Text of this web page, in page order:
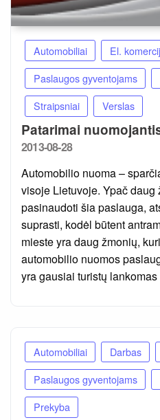
Automobiliai
El.
Paslaugos gyventojams
Straipsniai
Verslas
Patarimai
Posted
2013-08-28
Automobilio nuoma –
visoje Lietuvoje. Ypač daug
pasinaudoti šia paslauga,
suprasti, kodėl būtent
mieste yra daug žmonių,
automobilio nuomos
yra gausiai turistų
Automobiliai Darbas
Paslaugos gyventojams
Prekyba